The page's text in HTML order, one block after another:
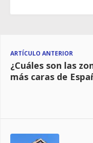
ARTÍCULO ANTERIOR
¿Cuáles son las
más caras de